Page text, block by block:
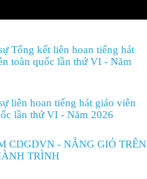
Tổng kết liên hoan tiếng hát
toàn quốc lần thứ VI - Năm
liên hoan tiếng hát giáo viên
lần thứ VI - Năm 2026
CDGDVN - NẮNG GIÓ TRÊN
TRÌNH